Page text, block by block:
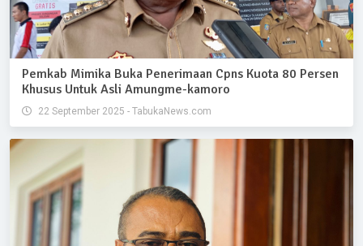
Pemkab Mimika Buka Penerimaan Cpns Kuota 80 Persen
Khusus Untuk Asli Amungme-kamoro
22 September 2025 - TabukaNews.com